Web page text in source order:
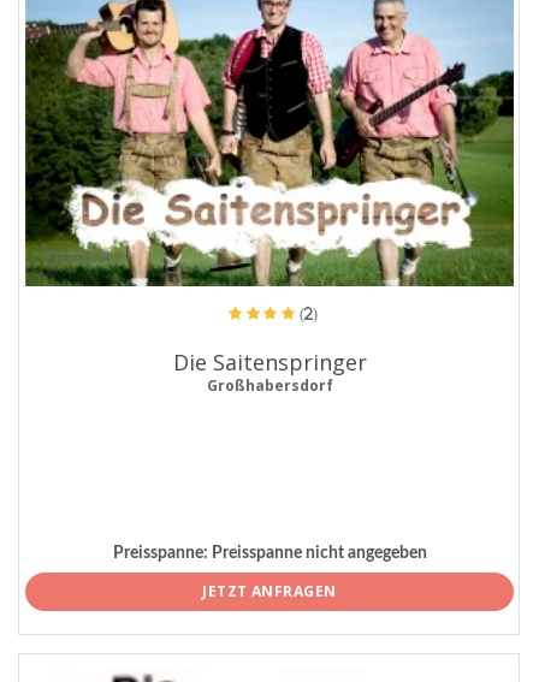
ProArtist
(2)
Die Saitenspringer
Großhabersdorf
Preisspanne: Preisspanne nicht angegeben
JETZT ANFRAGEN